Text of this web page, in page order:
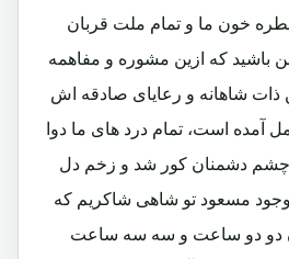
خون ما و تمام ملت قربان
باشید که ازین مشوره و مفاهمه
ذات شاهانه و رعایای صادقه اش
آمده است، تمام درد های ما دوا
چشم دشمنان کور شد و زخم دل
وجود مسعود تو شاهی شاکریم که
دو دو ساعت و سه سه ساعت